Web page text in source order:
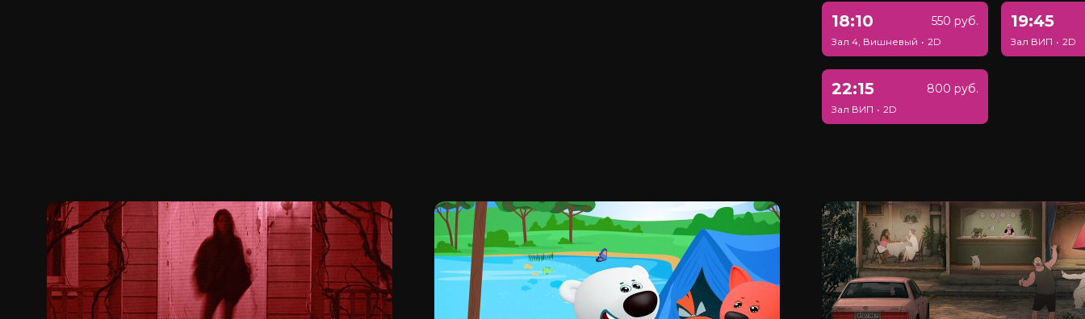
18:10 550 руб.
Зал 4, Вишневый • 2D
19:45
Зал ВИП • 2D
22:15 800 руб.
Зал ВИП • 2D